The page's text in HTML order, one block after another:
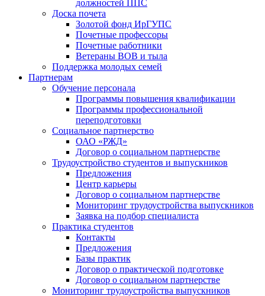
должностей ППС
Доска почета
Золотой фонд ИрГУПС
Почетные профессоры
Почетные работники
Ветераны ВОВ и тыла
Поддержка молодых семей
Партнерам
Обучение персонала
Программы повышения квалификации
Программы профессиональной
переподготовки
Социальное партнерство
ОАО «РЖД»
Договор о социальном партнерстве
Трудоустройство студентов и выпускников
Предложения
Центр карьеры
Договор о социальном партнерстве
Мониторинг трудоустройства выпускников
Заявка на подбор специалиста
Практика студентов
Контакты
Предложения
Базы практик
Договор о практической подготовке
Договор о социальном партнерстве
Мониторинг трудоустройства выпускников